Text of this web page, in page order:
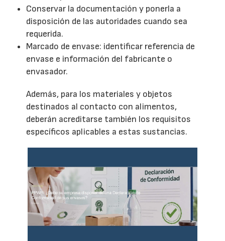
Conservar la documentación y ponerla a
disposición de las autoridades cuando sea
requerida.
Marcado de envase: identificar referencia de
envase e información del fabricante o
envasador.
Además, para los materiales y objetos
destinados al contacto con alimentos,
deberán acreditarse también los requisitos
específicos aplicables a estas sustancias.